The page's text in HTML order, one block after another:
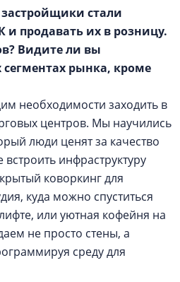
стали
продавать их в розницу.
Видите ли вы
сегментах рынка, кроме
необходимости заходить в
центров. Мы научились
люди ценят за качество
инфраструктуру
коворкинг для
куда можно спуститься
или уютная кофейня на
не просто стены, а
среду для